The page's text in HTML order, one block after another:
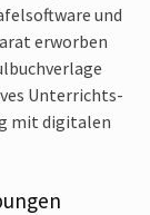
und
erworben
Unterrichts­
mit digitalen